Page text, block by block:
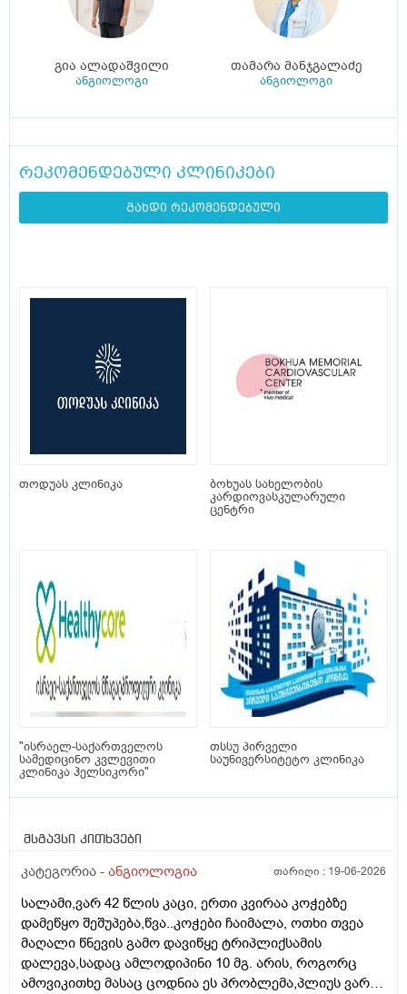
გია ალადაშვილი
ანგიოლოგი
თამარა მანჯგალაძე
ანგიოლოგი
რეკომენდებული კლინიკები
გახდი რეკომენდებული
თოდუას კლინიკა
ბოხუას სახელობის
კარდიოვასკულარული
ცენტრი
"ისრაელ-საქართველოს
სამედიცინო კვლევითი
კლინიკა ჰელსიკორი"
თსსუ პირველი
საუნივერსიტეტო კლინიკა
მსგავსი კითხვები
კატეგორია - ანგიოლოგია თარიღი : 19-06-2026
სალამი,ვარ 42 წლის კაცი, ერთი კვირაა კოჭებზე
დამეწყო შეშუპება,წვა..კოჭები ჩაიმალა, ოთხი თვეა
მაღალი წნევის გამო დავიწყე ტრიპლიქსამის
დალევა,სადაც ამლოდიპინი 10 მგ. არის, როგორც
ამოვიკითხე მასაც ცოდნია ეს პრობლემა,პლიუს ვარ